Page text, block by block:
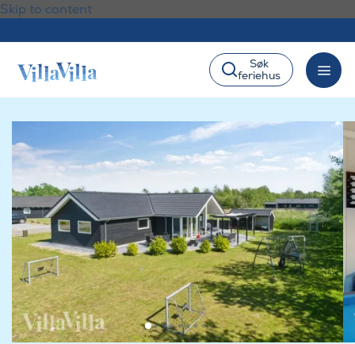
Skip to content
Søk
feriehus